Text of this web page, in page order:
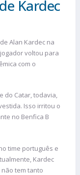
Kardec
Alan Kardec na
voltou para
com o
do Catar, todavia,
Isso irritou o
no Benfica B
time português e
Kardec
tem tanto